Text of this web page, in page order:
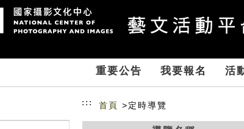
重要公告 我要報名 活
::: 首頁 >定時導覽